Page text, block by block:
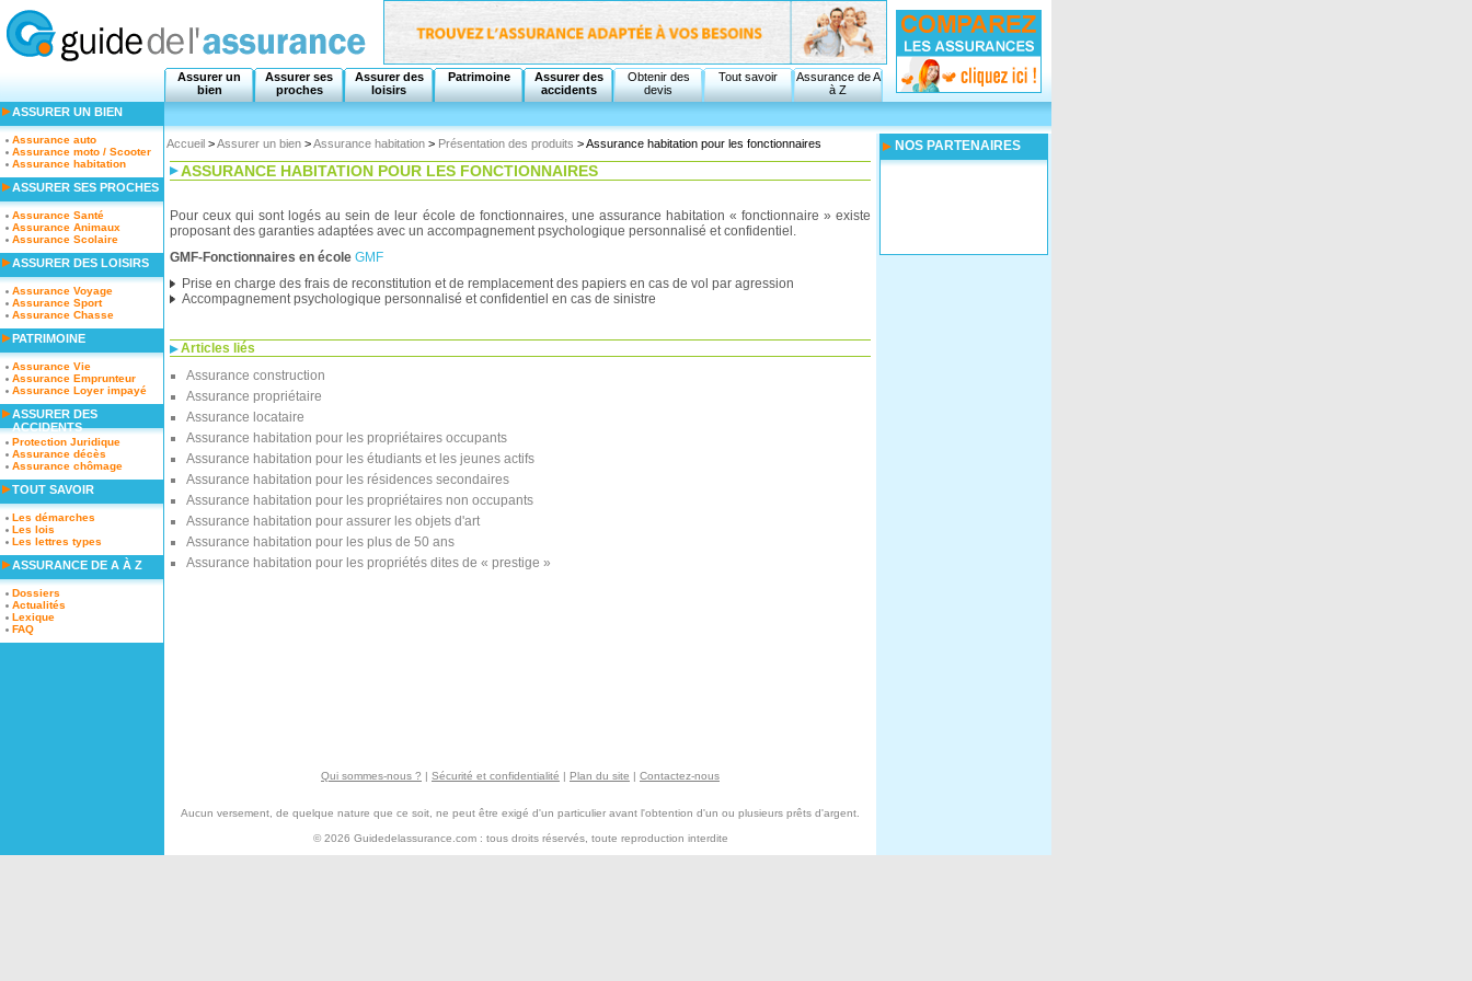
Assurer un
bien
Assurer ses
proches
Assurer des
loisirs
Patrimoine
Assurer des
accidents
Obtenir des
devis
Tout savoir
Assurance de A
à Z
Accueil >Assurer un bien >Assurance habitation > Présentation des produits > Assurance habitation pour les fonctionnaires
ASSURANCE HABITATION POUR LES FONCTIONNAIRES
Pour ceux qui sont logés au sein de leur école de fonctionnaires, une assurance habitation « fonctionnaire » existe
proposant des garanties adaptées avec un accompagnement psychologique personnalisé et confidentiel.
GMF-Fonctionnaires en école GMF
Prise en charge des frais de reconstitution et de remplacement des papiers en cas de vol par agression
Accompagnement psychologique personnalisé et confidentiel en cas de sinistre
Articles liés
Assurance construction
Assurance propriétaire
Assurance locataire
Assurance habitation pour les propriétaires occupants
Assurance habitation pour les étudiants et les jeunes actifs
Assurance habitation pour les résidences secondaires
Assurance habitation pour les propriétaires non occupants
Assurance habitation pour assurer les objets d'art
Assurance habitation pour les plus de 50 ans
Assurance habitation pour les propriétés dites de « prestige »
ASSURER UN BIEN
Assurance auto
Assurance moto / Scooter
Assurance habitation
ASSURER SES PROCHES
Assurance Santé
Assurance Animaux
Assurance Scolaire
ASSURER DES LOISIRS
Assurance Voyage
Assurance Sport
Assurance Chasse
PATRIMOINE
Assurance Vie
Assurance Emprunteur
Assurance Loyer impayé
ASSURER DES
ACCIDENTS
Protection Juridique
Assurance décès
Assurance chômage
TOUT SAVOIR
Les démarches
Les lois
Les lettres types
ASSURANCE DE A À Z
Dossiers
Actualités
Lexique
FAQ
NOS PARTENAIRES
Qui sommes-nous ? | Sécurité et confidentialité | Plan du site | Contactez-nous
Aucun versement, de quelque nature que ce soit, ne peut être exigé d'un particulier avant l'obtention d'un ou plusieurs prêts d'argent.
© 2026 Guidedelassurance.com : tous droits réservés, toute reproduction interdite